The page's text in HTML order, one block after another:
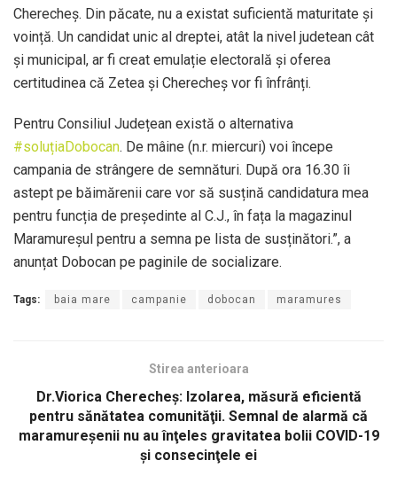
Cherecheș. Din păcate, nu a existat suficientă maturitate și
voință. Un candidat unic al dreptei, atât la nivel judetean cât
și municipal, ar fi creat emulație electorală și oferea
certitudinea că Zetea și Cherecheș vor fi înfrânți.
Pentru Consiliul Județean există o alternativa
#soluțiaDobocan. De mâine (n.r. miercuri) voi începe
campania de strângere de semnături. După ora 16.30 îi
astept pe băimărenii care vor să susțină candidatura mea
pentru funcția de președinte al C.J., în fața la magazinul
Maramureșul pentru a semna pe lista de susținători.”, a
anunțat Dobocan pe paginile de socializare.
Tags: baia mare campanie dobocan maramures
Stirea anterioara
Dr.Viorica Cherecheş: Izolarea, măsură eficientă
pentru sănătatea comunităţii. Semnal de alarmă că
maramureşenii nu au înţeles gravitatea bolii COVID-19
şi consecinţele ei